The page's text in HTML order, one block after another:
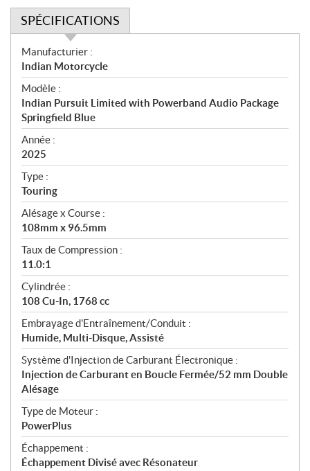
SPÉCIFICATIONS
S
p
é
c
i
f
i
c
a
t
i
o
n
s
Manufacturier :
Indian Motorcycle
Modèle :
Indian Pursuit Limited with Powerband Audio Package
Springfield Blue
Année :
2025
Type :
Touring
Alésage x Course :
108mm x 96.5mm
Taux de Compression :
11.0:1
Cylindrée :
108 Cu-In, 1768 cc
Embrayage d'Entraînement/Conduit :
Humide, Multi-Disque, Assisté
Système d'Injection de Carburant Électronique :
Injection de Carburant en Boucle Fermée/52 mm Double
Alésage
Type de Moteur :
PowerPlus
Échappement :
Échappement Divisé avec Résonateur